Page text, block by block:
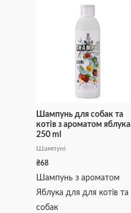
Шампунь для собак та
котів з ароматом яблука
250 ml
Шампуні
₴68
Шампунь з ароматом
Яблука для для котів та
собак